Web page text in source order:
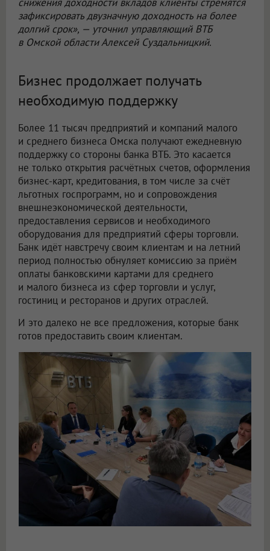
зафиксировать двузначную доходность на более
долгий срок», — уточнил управляющий ВТБ
в Омской области Алексей Суздальницкий.
Бизнес продолжает получать
необходимую поддержку
Более 11 тысяч предприятий и компаний малого
и среднего бизнеса Омска получают ежедневную
поддержку со стороны банка ВТБ. Это касается
не только открытия расчётных счетов, оформления
бизнес-карт, кредитования, в том числе за счёт
льготных госпрограмм, но и сопровождения
внешнеэкономической деятельности,
предоставления сервисов и необходимого
оборудования для предприятий сферы торговли.
Банк идёт навстречу своим клиентам и на летний
период полностью обнуляет комиссию за приём
оплаты банковскими картами для среднего
и малого бизнеса из сфер торговли и услуг,
гостиниц и ресторанов и других отраслей.
И это далеко не все предложения, которые банк
готов предоставить своим клиентам.